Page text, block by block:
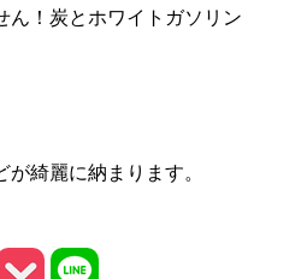
ん！炭とホワイトガソリン
綺麗に納まります。